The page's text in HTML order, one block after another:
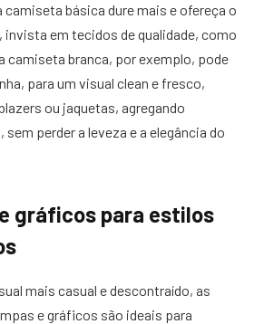
camiseta básica dure mais e ofereça o
em tecidos de qualidade, como
camiseta branca, por exemplo, pode
para um visual clean e fresco,
ou jaquetas, agregando
perder a leveza e a elegância do
gráficos para estilos
mais casual e descontraído, as
e gráficos são ideais para